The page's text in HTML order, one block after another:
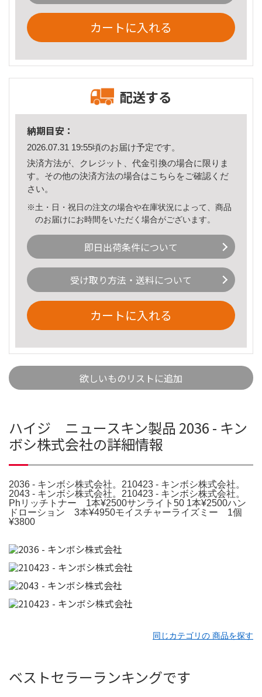
カートに入れる
配送する
納期目安：
2026.07.31 19:55頃のお届け予定です。
決済方法が、クレジット、代金引換の場合に限りま
す。その他の決済方法の場合はこちら をご確認くだ
さい。
※土・日・祝日の注文の場合や在庫状況によって、商品
のお届けにお時間をいただく場合がございます。
即日出荷条件について
受け取り方法・送料について
カートに入れる
欲しいものリストに追加
ハイジ ニュースキン製品 2036 - キン
ボシ株式会社の詳細情報
2036 - キンボシ株式会社。210423 - キンボシ株式会社。
2043 - キンボシ株式会社。210423 - キンボシ株式会社。
Phリッチトナー 1本¥2500サンライト50 1本¥2500ハン
ドローション 3本¥4950モイスチャーライズミー 1個
¥3800
同じカテゴリの 商品を探す
ベストセラーランキングです